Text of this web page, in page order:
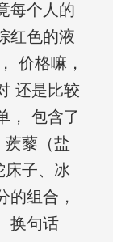
每个人的
红色的液
价格嘛，
还是比较
， 包含了
蒺藜（盐
床子、冰
的组合，
换句话